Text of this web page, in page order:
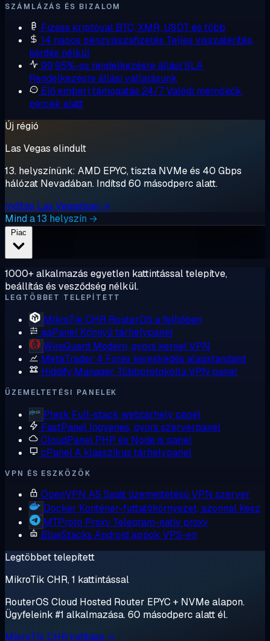
SZÁMLÁZÁS ÉS BIZALOM
Fizess kriptóval BTC, XMR, USDT és több
14 napos pénzvisszafizetés Teljes visszatérítés,
kérdés nélkül
99,95%-os rendelkezésre állási SLA
Rendelkezésre állási vállalásunk
Élő emberi támogatás 24/7Valódi mérnökök,
percek alatt
Új régió
Las Vegas elindult
13. helyszínünk: AMD EPYC, tiszta NVMe és 40 Gbps
hálózat Nevadában. Indítsd 60 másodperc alatt.
Indítás Las Vegasban →
Mind a 13 helyszín →
1000+ alkalmazás egyetlen kattintással telepítve,
beállítás és vesződség nélkül.
LEGTÖBBET TELEPÍTETT
MikroTik CHR RouterOS a felhőben
aaPanel Könnyű tárhelypanel
WireGuard Modern, gyors kernel VPN
MetaTrader 4 Forex kereskedés alapstandard
Hiddify Manager Többprotokollú VPN panel
ÜZEMELTETÉSI PANELEK
Plesk Full-stack webtárhely panel
FastPanel Ingyenes, gyors szerverpanel
CloudPanel PHP és Node.js panel
cPanelA klasszikus tárhelypanel
VPN ÉS ESZKÖZÖK
OpenVPN AS Saját üzemeltetésű VPN szerver
Docker Konténer-futtatókörnyezet, azonnal kész
MTProto Proxy Telegram-natív proxy
BlueStacks Android appok VPS-en
Legtöbbet telepített
MikroTik CHR, 1 kattintással
RouterOS Cloud Hosted Router EPYC + NVMe alapon.
Ügyfeleink #1 alkalmazása. 60 másodperc alatt él.
MikroTik CHR indítása →